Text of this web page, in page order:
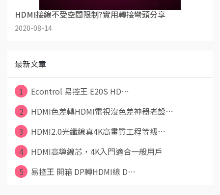
HDMI接線不受空間限制?實用轉接彎頭分享
2020-08-14
最新文章
1
Econtrol 易控王 E20S HD⋯
2
HDMI色差轉HDMI電視沒色差神器老設⋯
3
HDMI2.0光纖線真4K高畫質工程等級⋯
4
HDMI高導線芯，4K入門適合一般用戶
5
易控王 開箱 DP轉HDMI線 D⋯